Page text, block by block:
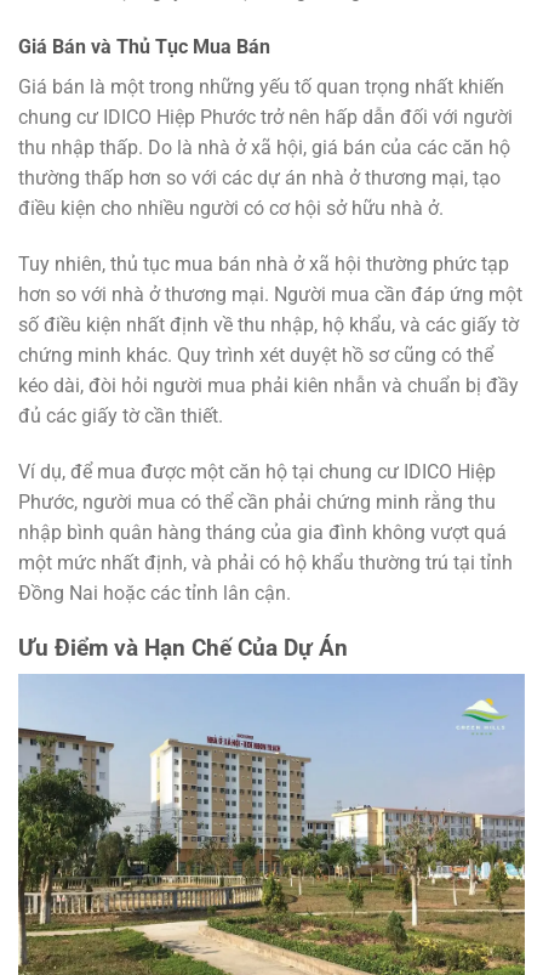
Giá Bán và Thủ Tục Mua Bán
Giá bán là một trong những yếu tố quan trọng nhất khiến
chung cư IDICO Hiệp Phước trở nên hấp dẫn đối với người
thu nhập thấp. Do là nhà ở xã hội, giá bán của các căn hộ
thường thấp hơn so với các dự án nhà ở thương mại, tạo
điều kiện cho nhiều người có cơ hội sở hữu nhà ở.
Tuy nhiên, thủ tục mua bán nhà ở xã hội thường phức tạp
hơn so với nhà ở thương mại. Người mua cần đáp ứng một
số điều kiện nhất định về thu nhập, hộ khẩu, và các giấy tờ
chứng minh khác. Quy trình xét duyệt hồ sơ cũng có thể
kéo dài, đòi hỏi người mua phải kiên nhẫn và chuẩn bị đầy
đủ các giấy tờ cần thiết.
Ví dụ, để mua được một căn hộ tại chung cư IDICO Hiệp
Phước, người mua có thể cần phải chứng minh rằng thu
nhập bình quân hàng tháng của gia đình không vượt quá
một mức nhất định, và phải có hộ khẩu thường trú tại tỉnh
Đồng Nai hoặc các tỉnh lân cận.
Ưu Điểm và Hạn Chế Của Dự Án